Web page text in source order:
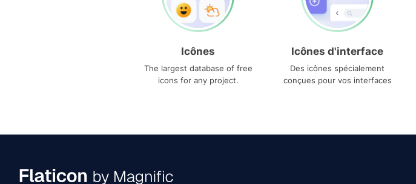
Icônes
The largest database of free
icons for any project.
Icônes d'interface
Des icônes spécialement
conçues pour vos interfaces